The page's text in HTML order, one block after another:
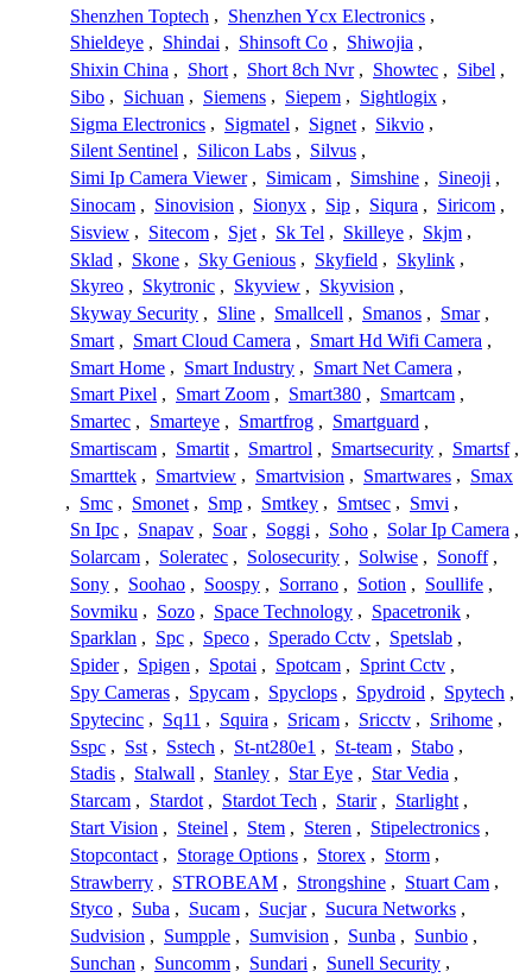
Shenzhen Toptech , Shenzhen Ycx Electronics ,
Shieldeye , Shindai , Shinsoft Co , Shiwojia ,
Shixin China , Short , Short 8ch Nvr , Showtec , Sibel ,
Sibo , Sichuan , Siemens , Siepem , Sightlogix ,
Sigma Electronics , Sigmatel , Signet , Sikvio ,
Silent Sentinel , Silicon Labs , Silvus ,
Simi Ip Camera Viewer , Simicam , Simshine , Sineoji ,
Sinocam , Sinovision , Sionyx , Sip , Siqura , Siricom ,
Sisview , Sitecom , Sjet , Sk Tel , Skilleye , Skjm ,
Sklad , Skone , Sky Genious , Skyfield , Skylink ,
Skyreo , Skytronic , Skyview , Skyvision ,
Skyway Security , Sline , Smallcell , Smanos , Smar ,
Smart , Smart Cloud Camera , Smart Hd Wifi Camera ,
Smart Home , Smart Industry , Smart Net Camera ,
Smart Pixel , Smart Zoom , Smart380 , Smartcam ,
Smartec , Smarteye , Smartfrog , Smartguard ,
Smartiscam , Smartit , Smartrol , Smartsecurity , Smartsf ,
Smarttek , Smartview , Smartvision , Smartwares , Smax
, Smc , Smonet , Smp , Smtkey , Smtsec , Smvi ,
Sn Ipc , Snapav , Soar , Soggi , Soho , Solar Ip Camera ,
Solarcam , Soleratec , Solosecurity , Solwise , Sonoff ,
Sony , Soohao , Soospy , Sorrano , Sotion , Soullife ,
Sovmiku , Sozo , Space Technology , Spacetronik ,
Sparklan , Spc , Speco , Sperado Cctv , Spetslab ,
Spider , Spigen , Spotai , Spotcam , Sprint Cctv ,
Spy Cameras , Spycam , Spyclops , Spydroid , Spytech ,
Spytecinc , Sq11 , Squira , Sricam , Sricctv , Srihome ,
Sspc , Sst , Sstech , St-nt280e1 , St-team , Stabo ,
Stadis , Stalwall , Stanley , Star Eye , Star Vedia ,
Starcam , Stardot , Stardot Tech , Starir , Starlight ,
Start Vision , Steinel , Stem , Steren , Stipelectronics ,
Stopcontact , Storage Options , Storex , Storm ,
Strawberry , STROBEAM , Strongshine , Stuart Cam ,
Styco , Suba , Sucam , Sucjar , Sucura Networks ,
Sudvision , Sumpple , Sumvision , Sunba , Sunbio ,
Sunchan , Suncomm , Sundari , Sunell Security ,